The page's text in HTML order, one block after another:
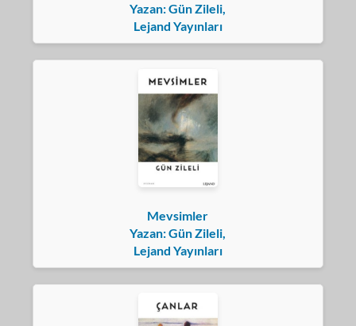
Yazan: Gün Zileli,
Lejand Yayınları
Mevsimler
Yazan: Gün Zileli,
Lejand Yayınları